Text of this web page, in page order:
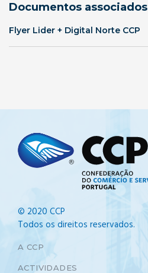
Documentos associados
Flyer Lider + Digital Norte CCP
© 2020 CCP
Todos os direitos reservados.
A CCP
ACTIVIDADES